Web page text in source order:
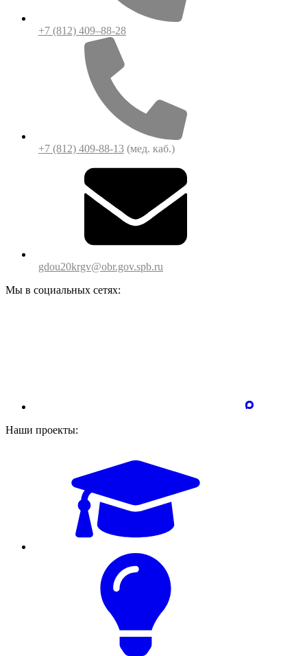
+7 (812) 409–88-28
+7 (812) 409-88-13 (мед. каб.)
gdou20krgv@obr.gov.spb.ru
Мы в социальных сетях:
Наши проекты: